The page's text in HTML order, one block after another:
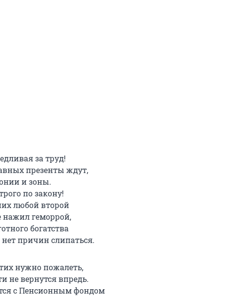
за труд!
презенты ждут,
и зоны.
по закону!
любой второй
нажил геморрой,
богатства
причин слипаться.
нужно пожалеть,
не вернутся впредь.
с Пенсионным фондом